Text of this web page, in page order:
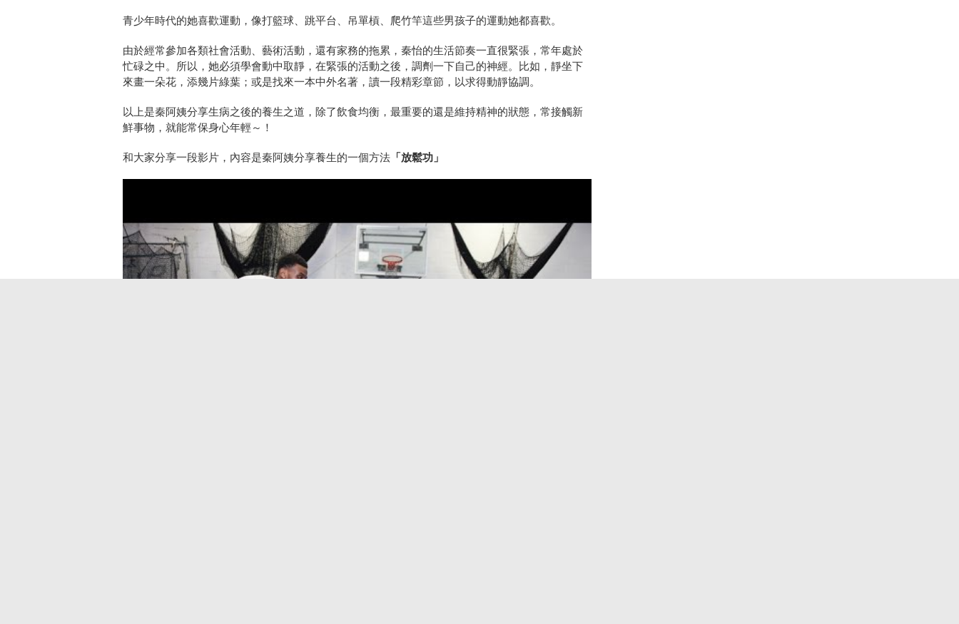
青少年時代的她喜歡運動，像打籃球、跳平台、吊單槓、爬竹竿這些男孩子的運動她都喜歡。
由於經常參加各類社會活動、藝術活動，還有家務的拖累，秦怡的生活節奏一直很緊張，常年處於
忙碌之中。所以，她必須學會動中取靜，在緊張的活動之後，調劑一下自己的神經。比如，靜坐下
來畫一朵花，添幾片綠葉；或是找來一本中外名著，讀一段精彩章節，以求得動靜協調。
以上是秦阿姨分享生病之後的養生之道，除了飲食均衡，最重要的還是維持精神的狀態，常接觸新
鮮事物，就能常保身心年輕～！
和大家分享一段影片，內容是秦阿姨分享養生的一個方法 「放鬆功」